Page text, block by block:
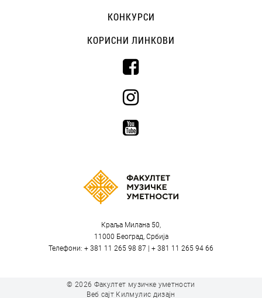
Краља Милана 50,
11000 Београд, Србија
Телефони: + 381 11 265 98 87 | + 381 11 265 94 66
КОНКУРСИ
КОРИСНИ ЛИНКОВИ
© 2026 Факултет музичке уметности
Веб сајт Килмулис дизајн